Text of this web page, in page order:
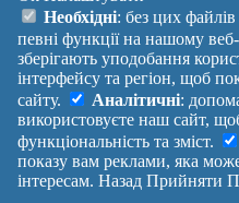
Правила
Допомога
Платні
послуги
Про
Необхідні: без цих
певні функції на нашому веб-
зберігають уподобання
інтерфейсу та регіон, щоб
сайту.
Аналітичні:
використовуєте наш сайт,
функціональність та зміст.
показу вам реклами, яка
інтересам. Назад Прийняти